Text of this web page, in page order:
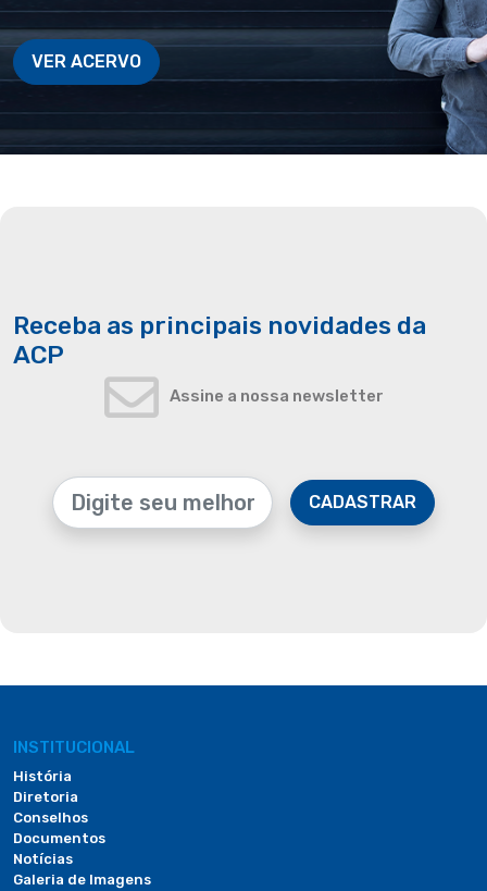
VER ACERVO
Receba as principais novidades da
ACP
Assine a nossa newsletter
CADASTRAR
INSTITUCIONAL
História
Diretoria
Conselhos
Documentos
Notícias
Galeria de Imagens